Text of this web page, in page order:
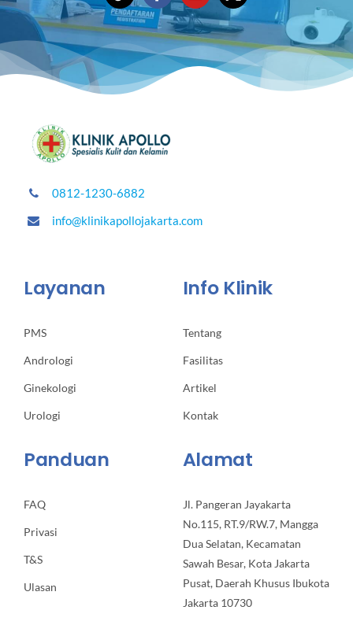
0812-1230-6882
info@klinikapollojakarta.com
Layanan
PMS
Andrologi
Ginekologi
Urologi
Info Klinik
Tentang
Fasilitas
Artikel
Kontak
Panduan
FAQ
Privasi
T&S
Ulasan
Alamat
Jl. Pangeran Jayakarta
No.115, RT.9/RW.7, Mangga
Dua Selatan, Kecamatan
Sawah Besar, Kota Jakarta
Pusat, Daerah Khusus Ibukota
Jakarta 10730